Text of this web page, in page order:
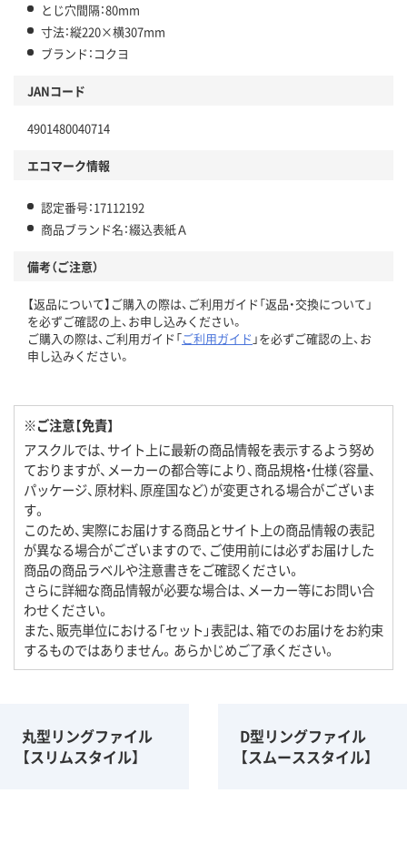
とじ穴間隔：80mm
寸法：縦220×横307mm
ブランド：コクヨ
JANコード
4901480040714
エコマーク情報
認定番号：17112192
商品ブランド名：綴込表紙Ａ
備考（ご注意）
【返品について】ご購入の際は、ご利用ガイド「返品・交換について」
を必ずご確認の上、お申し込みください。
ご購入の際は、ご利用ガイド「ご利用ガイド 」を必ずご確認の上、お
申し込みください。
※ご注意【免責】
アスクルでは、サイト上に最新の商品情報を表示するよう努め
ておりますが、メーカーの都合等により、商品規格・仕様（容量、
パッケージ、原材料、原産国など）が変更される場合がございま
す。
このため、実際にお届けする商品とサイト上の商品情報の表記
が異なる場合がございますので、ご使用前には必ずお届けした
商品の商品ラベルや注意書きをご確認ください。
さらに詳細な商品情報が必要な場合は、メーカー等にお問い合
わせください。
また、販売単位における「セット」表記は、箱でのお届けをお約束
するものではありません。あらかじめご了承ください。
丸型リングファイル
【スリムスタイル】
D型リングファイル
【スムーススタイル】